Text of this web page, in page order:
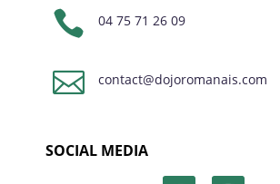
 04 75 71 26 09
 contact@dojoromanais.com
SOCIAL MEDIA